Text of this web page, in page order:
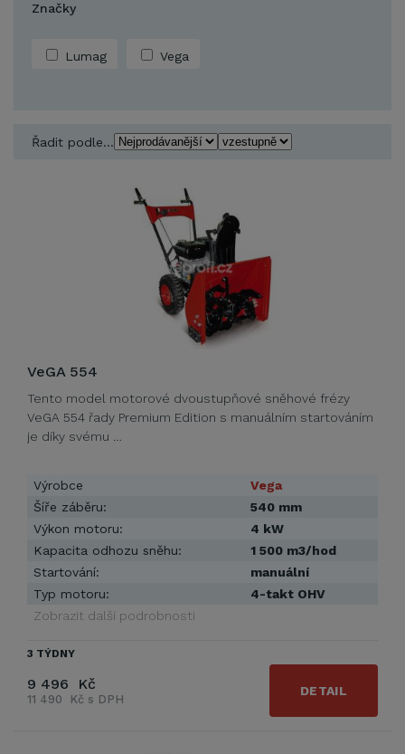
Značky
Lumag Vega
Řadit podle...
VeGA 554
Tento model motorové dvoustupňové sněhové frézy
VeGA 554 řady Premium Edition s manuálním startováním
je díky svému …
Výrobce
Vega
Šíře záběru:
540 mm
Výkon motoru:
4 kW
Kapacita odhozu sněhu:
1 500 m3/hod
Startování:
manuální
Typ motoru:
4-takt OHV
Zobrazit další podrobnosti
3 TÝDNY
9 496 Kč
11 490 Kč s DPH
DETAIL